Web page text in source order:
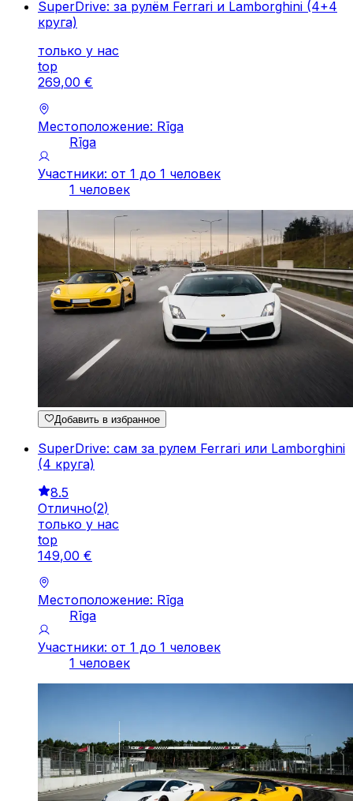
SuperDrive: за рулём Ferrari и Lamborghini (4+4
круга)
только у нас
top
269,00 €
Местоположение: Rīga
Rīga
Участники: от 1 до 1 человек
1 человек
Добавить в избранное
SuperDrive: сам за рулем Ferrari или Lamborghini
(4 круга)
8.5
Отлично(2)
только у нас
top
149,00 €
Местоположение: Rīga
Rīga
Участники: от 1 до 1 человек
1 человек